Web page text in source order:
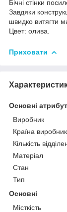
Бічні стінки
Завдяки
швидко витягти
Цвет: олива.
Приховати
Основні
Виробник
Країна виробник
Кількість
Матеріал
Стан
Тип
Основні
Місткість